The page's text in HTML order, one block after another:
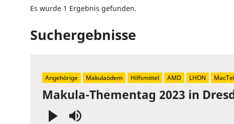
Es wurde 1 Ergebnis gefunden.
Suchergebnisse
Makula-Thementag 2023 in
Angehörige Makulaödem Hilfsmittel AMD LHON MacTel